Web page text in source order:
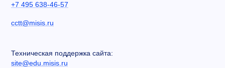
+7 495 638-46-57
cctt@misis.ru
Техническая поддержка сайта:
site@edu.misis.ru